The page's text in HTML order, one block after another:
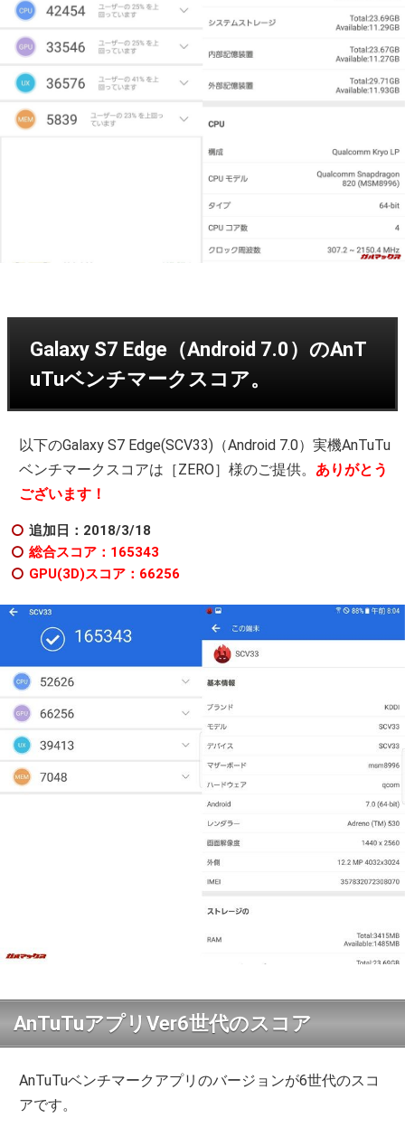
Galaxy S7 Edge（Android 7.0）のAnT
uTuベンチマークスコア。
以下のGalaxy S7 Edge(SCV33)（Android 7.0）実機AnTuTu
ベンチマークスコアは［ZERO］様のご提供。 ありがとう
ございます！
追加日：2018/3/18
総合スコア：165343
GPU(3D)スコア：66256
AnTuTuアプリVer6世代のスコア
AnTuTuベンチマークアプリのバージョンが6世代のスコ
アです。